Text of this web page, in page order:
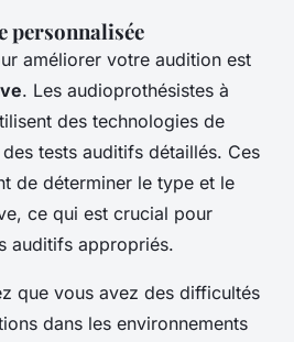
personnalisée
améliorer votre audition est
. Les audioprothésistes à
des technologies de
tests auditifs détaillés. Ces
de déterminer le type et le
ce qui est crucial pour
auditifs appropriés.
que vous avez des difficultés
dans les environnements